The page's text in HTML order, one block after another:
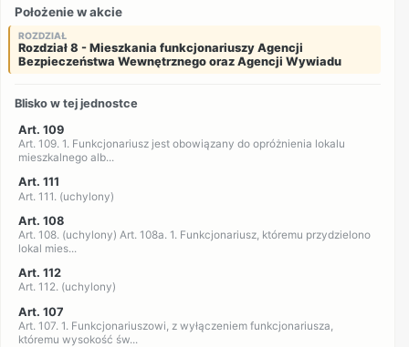
Położenie w akcie
ROZDZIAŁ
Rozdział 8 - Mieszkania funkcjonariuszy Agencji
Bezpieczeństwa Wewnętrznego oraz Agencji Wywiadu
Blisko w tej jednostce
Art. 109
Art. 109. 1. Funkcjonariusz jest obowiązany do opróżnienia lokalu
mieszkalnego alb...
Art. 111
Art. 111. (uchylony)
Art. 108
Art. 108. (uchylony) Art. 108a. 1. Funkcjonariusz, któremu przydzielono
lokal mies...
Art. 112
Art. 112. (uchylony)
Art. 107
Art. 107. 1. Funkcjonariuszowi, z wyłączeniem funkcjonariusza,
któremu wysokość św...